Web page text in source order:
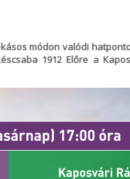
módon valódi
1912 Előre a